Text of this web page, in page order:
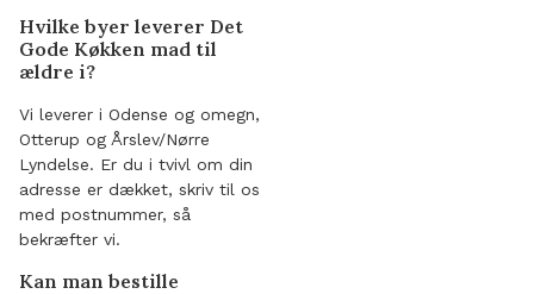
Hvilke byer leverer Det
Gode Køkken mad til
ældre i?
Vi leverer i Odense og omegn,
Otterup og Årslev/Nørre
Lyndelse. Er du i tvivl om din
adresse er dækket, skriv til os
med postnummer, så
bekræfter vi.
Kan man bestille